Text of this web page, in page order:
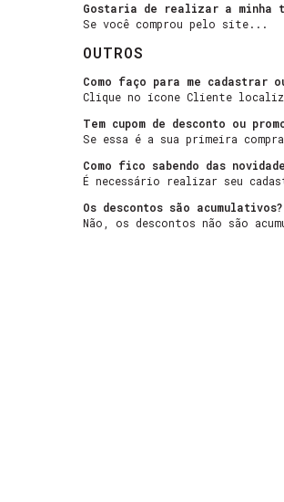
Gostaria de realizar a minha
Se você comprou pelo site...
OUTROS
Como faço para me cadastrar
Clique no ícone Cliente
Tem cupom de desconto ou
Se essa é a sua primeira
Como fico sabendo das
É necessário realizar seu
Os descontos são acumulativos?
Não, os descontos não são